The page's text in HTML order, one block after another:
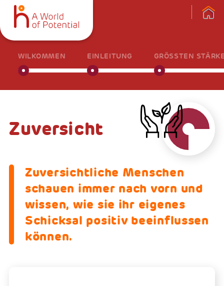
WILKOMMEN EINLEITUNG GRÖSSTEN
Zuversicht
Zuversichtliche Menschen
schauen immer nach vorn und
wissen, wie sie ihr eigenes
Schicksal positiv beeinflussen
können.